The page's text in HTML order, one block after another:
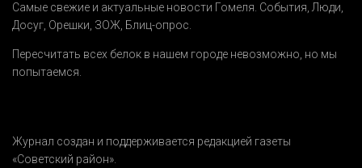
Самые свежие и актуальные новости Гомеля. События Люди
Досуг Орешки ЗОЖ Блиц-опрос
Пересчитать всех белок в нашем городе невозможно, но мы
попытаемся.
Журнал создан и поддерживается редакцией газеты
«Советский район».